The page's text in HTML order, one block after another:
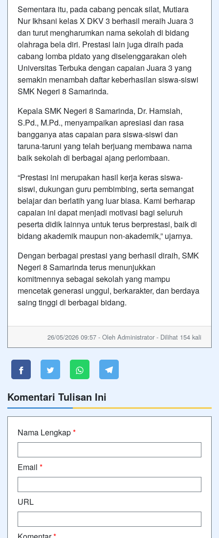
Sementara itu, pada cabang pencak silat, Mutiara
Nur Ikhsani kelas X DKV 3 berhasil meraih Juara 3
dan turut mengharumkan nama sekolah di bidang
olahraga bela diri. Prestasi lain juga diraih pada
cabang lomba pidato yang diselenggarakan oleh
Universitas Terbukadengan capaian Juara 3 yang
semakin menambah daftar keberhasilan siswa-siswi
SMK Negeri 8 Samarinda.
KepalaSMK Negeri 8 Samarinda, Dr. Hamsiah,
S.Pd., M.Pd., menyampaikan apresiasi dan rasa
bangganya atas capaian para siswa-siswi dan
taruna-taruni yang telah berjuang membawa nama
baik sekolah di berbagai ajang perlombaan.
“Prestasi ini merupakan hasil kerja keras siswa-
siswi, dukungan guru pembimbing, serta semangat
belajar dan berlatih yang luar biasa. Kami berharap
capaian ini dapat menjadi motivasi bagi seluruh
peserta didik lainnya untuk terus berprestasi, baik di
bidang akademik maupun non-akademik,” ujarnya.
Dengan berbagai prestasi yang berhasil diraih, SMK
Negeri 8 Samarinda terus menunjukkan
komitmennya sebagai sekolah yang mampu
mencetak generasi unggul, berkarakter, dan berdaya
saing tinggi di berbagai bidang.
26/05/2026 09:57 - Oleh Administrator - Dilihat 154 kali
Komentari Tulisan Ini
Nama Lengkap*
Email *
URL